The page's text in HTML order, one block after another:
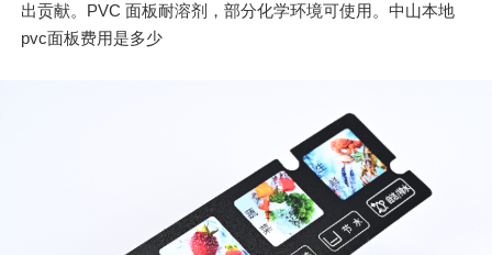
出贡献。PVC 面板耐溶剂，部分化学环境可使用。中山本地
pvc面板费用是多少